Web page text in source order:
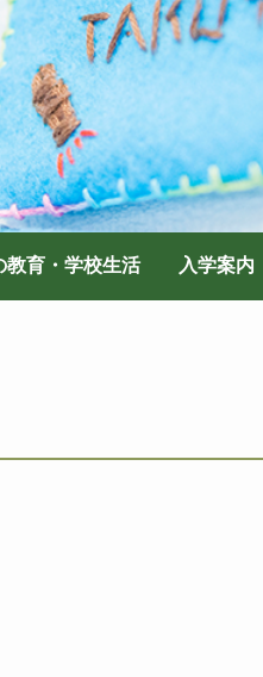
教育・学校生活 入学案内